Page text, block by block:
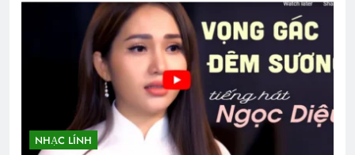
NHẠC LÍNH